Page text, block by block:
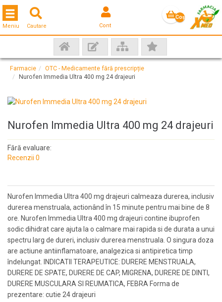
Cautare Cont
Coş
Toggle navigation
Meniu
Farmacie
OTC - Medicamente fără prescripție
Nurofen Immedia Ultra 400 mg 24 drajeuri
Nurofen Immedia Ultra 400 mg 24 drajeuri
Fără evaluare:
Recenzii 0
Nurofen Immedia Ultra 400 mg drajeuri calmeaza durerea, inclusiv
durerea menstruala, actionând în 15 minute pentru mai bine de 8
ore. Nurofen Immedia Ultra 400 mg drajeuri contine ibuprofen
sodic dihidrat care ajuta la o calmare mai rapida si de durata a unui
spectru larg de dureri, inclusiv durerea menstruala. O singura doza
are actiune antiinflamatoare, analgezica si antipiretica timp
îndelungat. INDICATII TERAPEUTICE: DURERE MENSTRUALA,
DURERE DE SPATE, DURERE DE CAP, MIGRENA, DURERE DE DINTI,
DURERE MUSCULARA SI REUMATICA, FEBRA Forma de
prezentare: cutie 24 drajeuri